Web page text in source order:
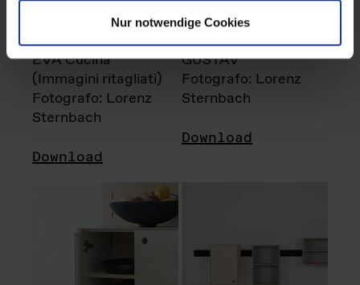
Nur notwendige Cookies
EVA Cucina
(Immagini ritagliati)
Fotografo: Lorenz
Sternbach
Download
GUSTAV
Fotografo: Lorenz
Sternbach
Download